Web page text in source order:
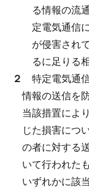
る情報の流
定電気通信
が侵害され
るに足りる
２ 特定電気通
情報の送信を
当該措置によ
じた損害につ
の者に対する
いて行われた
いずれかに該